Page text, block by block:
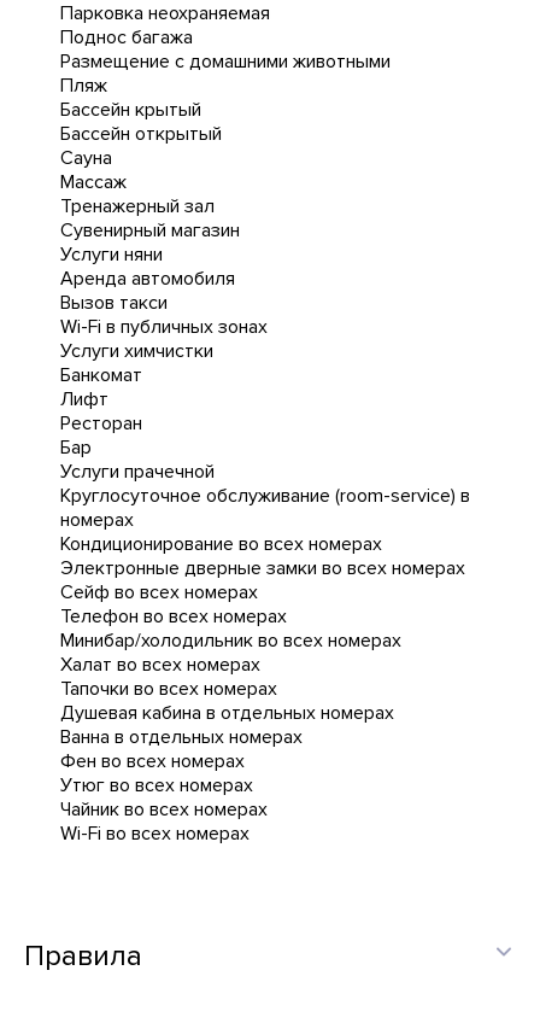
Парковка неохраняемая
Поднос багажа
Размещение с домашними животными
Пляж
Бассейн крытый
Бассейн открытый
Сауна
Массаж
Тренажерный зал
Сувенирный магазин
Услуги няни
Аренда автомобиля
Вызов такси
Wi-Fi в публичных зонах
Услуги химчистки
Банкомат
Лифт
Ресторан
Бар
Услуги прачечной
Круглосуточное обслуживание (room-service) в
номерах
Кондиционирование во всех номерах
Электронные дверные замки во всех номерах
Сейф во всех номерах
Телефон во всех номерах
Минибар/холодильник во всех номерах
Халат во всех номерах
Тапочки во всех номерах
Душевая кабина в отдельных номерах
Ванна в отдельных номерах
Фен во всех номерах
Утюг во всех номерах
Чайник во всех номерах
Wi-Fi во всех номерах
Правила